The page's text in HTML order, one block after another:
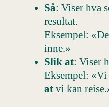
Så: Viser hva
resultat.
Eksempel:
inne.»
Slik at: Viser
Eksempel: «Vi
at vi kan